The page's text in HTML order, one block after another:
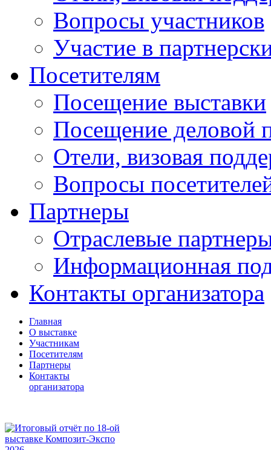
Вопросы участников
Участие в
Посетителям
Посещение выставки
Посещение деловой
Отели, визовая
Вопросы
Партнеры
Отраслевые
Информационная
Контакты организатора
Главная
О выставке
Участникам
Посетителям
Партнеры
Контакты
организатора